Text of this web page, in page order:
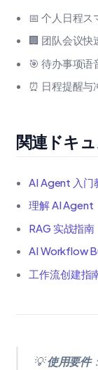
📅 个人日程ス
🏢 团队会议快
🎯 待办事项语
⏰ 日程提醒与
関連ドキ
AI Agent 入门
理解 AI Agent
RAG 实战指南
AI Workflow
工作流创建指
💡使用要件